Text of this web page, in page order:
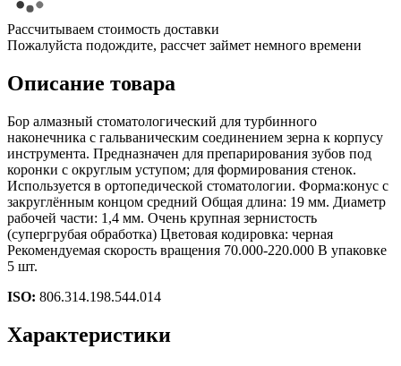
Рассчитываем стоимость доставки
Пожалуйста подождите, рассчет займет немного времени
Описание товара
Бор алмазный стоматологический для турбинного
наконечника с гальваническим соединением зерна к корпусу
инструмента. Предназначен для препарирования зубов под
коронки с округлым уступом; для формирования стенок.
Используется в ортопедической стоматологии. Форма:конус с
закруглённым концом средний Общая длина: 19 мм. Диаметр
рабочей части: 1,4 мм. Очень крупная зернистость
(супергрубая обработка) Цветовая кодировка: черная
Рекомендуемая скорость вращения 70.000-220.000 В упаковке
5 шт.
ISO: 806.314.198.544.014
Характеристики